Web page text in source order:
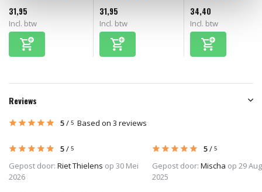
31,95
Incl. btw
31,95
Incl. btw
34,40
Incl. btw
Reviews
5/ 5 Based on 3 reviews
5/ 5
Gepost door: Riet Thielens op 30 Mei
2026
5/ 5
Gepost door: Mischa op 29
2025